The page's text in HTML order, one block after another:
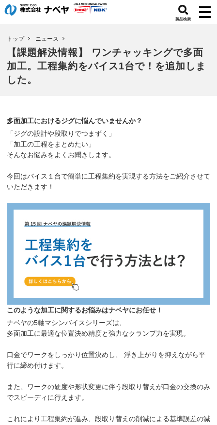
製品検索
トップ ニュース
【課題解決情報】 ワンチャッキングで多面
加工。工程集約をバイス1台で！を追加しま
した。
多面加工におけるジグに悩んでいませんか？
「ジグの設計や段取りでつまずく」
「加工の工程をまとめたい」
そんなお悩みをよくお聞きします。
今回はバイス１台で簡単に工程集約を実現する方法をご紹介させて
いただきます！
このような加工に関するお悩みはナベヤにお任せ！
ナベヤの5軸マシンバイスシリーズは、
多面加工に最適な位置決め精度と強力なクランプ力を実現。
口金でワークをしっかり位置決めし、 浮き上がりを抑えながら平
行に締め付けます。
また、ワークの硬度や形状変更に伴う段取り替えが口金の交換のみ
でスピーディに行えます。
これにより工程集約が進み、段取り替えの削減による基準誤差の減